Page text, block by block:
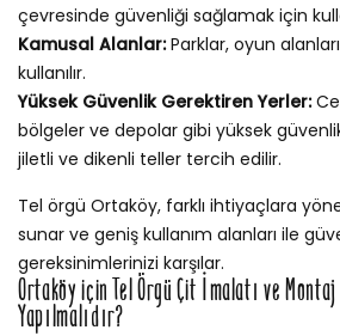
çevresinde güvenliği sağlamak için
Kamusal Alanlar:Parklar, oyun
kullanılır.
Yüksek Güvenlik Gerektiren Yerler:
bölgeler ve depolar gibi yüksek
jiletli ve dikenli teller tercih edilir.
Tel örgü Ortaköy, farklı ihtiyaçlara
sunar ve geniş kullanım alanları ile
gereksinimlerinizi karşılar.
Ortaköy için Tel Örgü Çit İmalatı ve Montaj
Yapılmalıdır?